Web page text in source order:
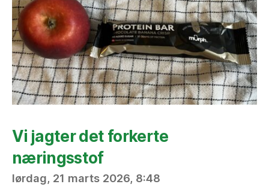
Vi jagter det forkerte
næringsstof
lørdag, 21 marts 2026, 8:48